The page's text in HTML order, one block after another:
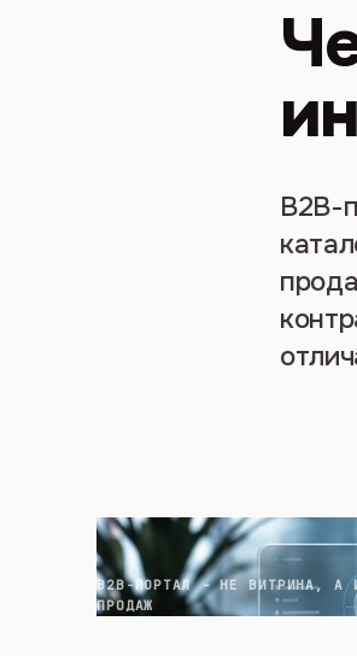
B2B-
B2B-ПОРТАЛ - НЕ ВИТРИНА, А
ПРОДАЖ